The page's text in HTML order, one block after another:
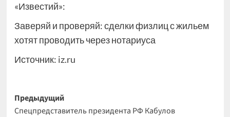
«Известий»:
Заверяй и проверяй: сделки физлиц с жильем
хотят проводить через нотариуса
Источник: iz.ru
Навигация
Предыдущий
Спецпредставитель президента РФ Кабулов